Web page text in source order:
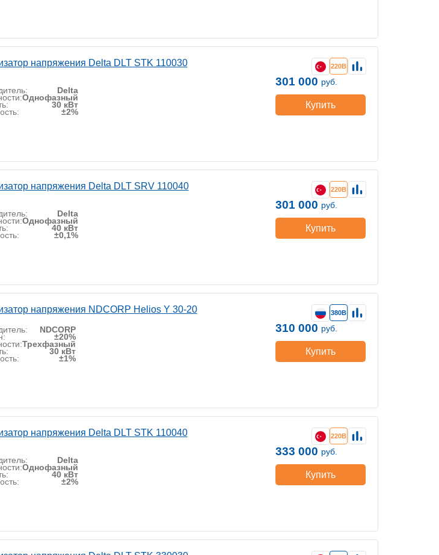
напряжения Delta DLT STK 110030
Delta
Однофазный
30 кВт
±2%
220В
301 000 руб.
Купить
напряжения Delta DLT SRV 110040
Delta
Однофазный
40 кВт
±0,1%
220В
301 000 руб.
Купить
напряжения NDCORP Helios Y 30-20
NDCORP
±20%
Трехфазный
30 кВт
±1%
380В
310 000 руб.
Купить
напряжения Delta DLT STK 110040
Delta
Однофазный
40 кВт
±2%
220В
333 000 руб.
Купить